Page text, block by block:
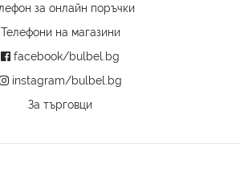
за онлайн поръчки
Телефони на магазини
facebook/bulbel.bg
instagram/bulbel.bg
За търговци